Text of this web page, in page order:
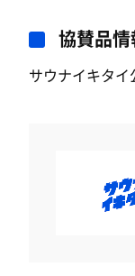
協賛品
サウナイキタイ